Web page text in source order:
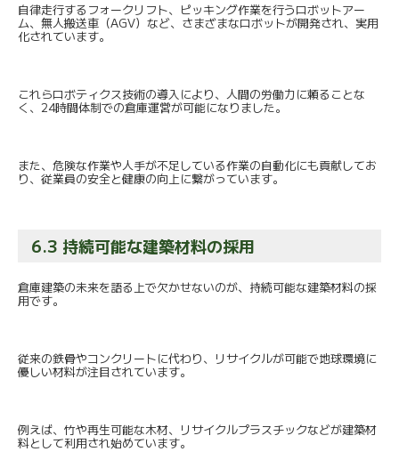
自律走行するフォークリフト、 ピッキング作業を行うロボットアー
ム、無人搬送車（AGV） など、さまざまなロボットが開発され、実用
化されています。
これらロボティクス技術の導入により、 人間の労働力に頼ることな
く、 24時間体制での倉庫運営が可能になりました。
また、 危険な作業や人手が不足している作業の自動化にも貢献してお
り、 従業員の安全と健康の向上に繋がっています。
6.3 持続可能な建築材料の採用
倉庫建築の未来を語る上で欠かせないのが、 持続可能な建築材料の採
用です。
従来の鉄骨やコンクリートに代わり、 リサイクルが可能で地球環境に
優しい材料が注目されています。
例えば、竹や再生可能な木材、 リサイクルプラスチックなどが建築材
料として利用され始めています。